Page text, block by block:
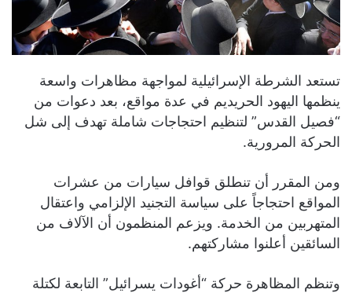
تستعد الشرطة الإسرائيلية لمواجهة مظاهرات واسعة
ينظمها اليهود الحريديم في عدة مواقع، بعد دعوات من
“فصيل القدس” لتنظيم احتجاجات شاملة تهدف إلى شل
الحركة المرورية.
ومن المقرر أن تنطلق قوافل سيارات من عشرات
المواقع احتجاجاً على سياسة التجنيد الإلزامي واعتقال
المتهربين من الخدمة. ويزعم المنظمون أن الآلاف من
السائقين أعلنوا مشاركتهم.
وتنظم المظاهرة حركة “أغودات يسرائيل” التابعة لكتلة